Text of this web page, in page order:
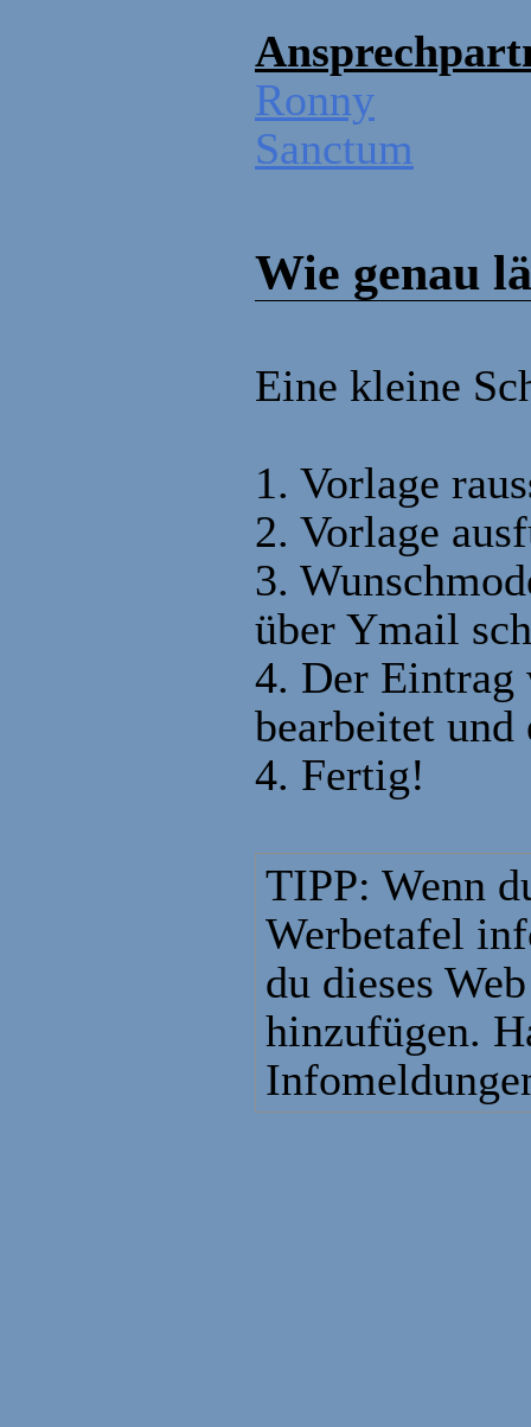
Ronny
Sanctum
Wie genau
Eine kleine
1. Vorlage
2. Vorlage
3.
über Ymail
4. Der Eintrag
bearbeitet und
4. Fertig!
TIPP: Wenn
Werbetafel
du dieses
hinzufügen.